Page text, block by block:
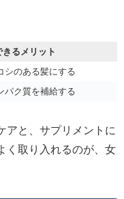
きるメリット
シのある髪にする
パク質を補給する
アと、サプリメントに
く取り入れるのが、女